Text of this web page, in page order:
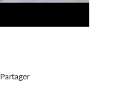
Partager